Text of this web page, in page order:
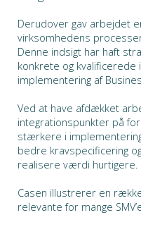
Derudover gav arbejdet
virksomhedens
Denne indsigt har haft
konkrete og
implementering af
Ved at have afdækket
integrationspunkter på
stærkere i
bedre kravspecificering
realisere værdi hurtigere.
Casen illustrerer en
relevante for mange